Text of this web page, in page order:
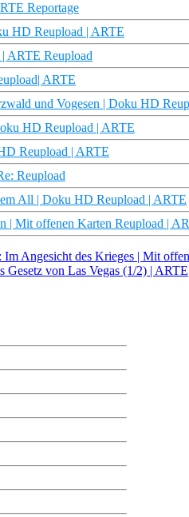
Reportage
HD Reupload | ARTE
ARTE Reupload
ARTE
und Vogesen | Doku HD
HD Reupload | ARTE
Reupload | ARTE
Reupload
All | Doku HD Reupload | ARTE
| Mit offenen Karten Reupload |
Im Angesicht des Krieges | Mit
Gesetz von Las Vegas (1/2) | ARTE